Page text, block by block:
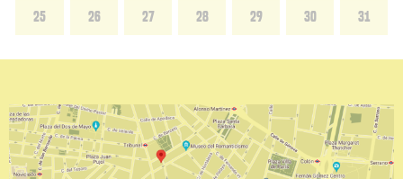
25 26 27 28 29 30 31